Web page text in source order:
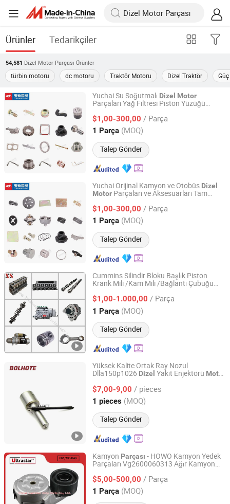
Ürünler Tedarikçiler
54,581 Dizel Motor Parçası Ürünler
türbin motoru dc motoru Traktör Motoru Dizel Traktör
Yuchai Su Soğutmalı Dizel Motor
Parçaları Yağ Filtresi Piston Yüzüğü
$1,00-300,00 / Parça
1 Parça (MOQ)
Talep Gönder
Guangxi Yuchai International Trade Co., LTD
Guangxi, China Fiyat 2023
Yuchai Orijinal Kamyon ve Otobüs Dizel
Motor Parçaları ve Aksesuarları Tam
$1,00-300,00 / Parça
1 Parça (MOQ)
Talep Gönder
Guangxi Yuchai International Trade Co., LTD
Guangxi, China Fiyat 2023
Cummins Silindir Bloku Başlık Piston
Krank Mili /Kam Mili /Bağlantı Çubuğu
$1,00-1.000,00 / Parça
1 Parça (MOQ)
Talep Gönder
Xiangyang Xinsheng Power Technology Co., Ltd.
Hubei, China Fiyat 2017
Yüksek Kalite Ortak Ray Nozul
Dlla150p1026 Dizel Yakıt Enjektörü Motor
$7,00-9,00 / pieces
1 pieces (MOQ)
Talep Gönder
Foshan Bolhote Import and Export Co., Ltd.
Guangdong, China Fiyat 2023
Kamyon Parçası - HOWO Kamyon Yedek
Parçaları Vg2600060313 Ağır Kamyon
$5,00-500,00 / Parça
1 Parça (MOQ)
Hebei Leadstar Auto Parts Co., Ltd.
Hebei, China Fiyat 2026